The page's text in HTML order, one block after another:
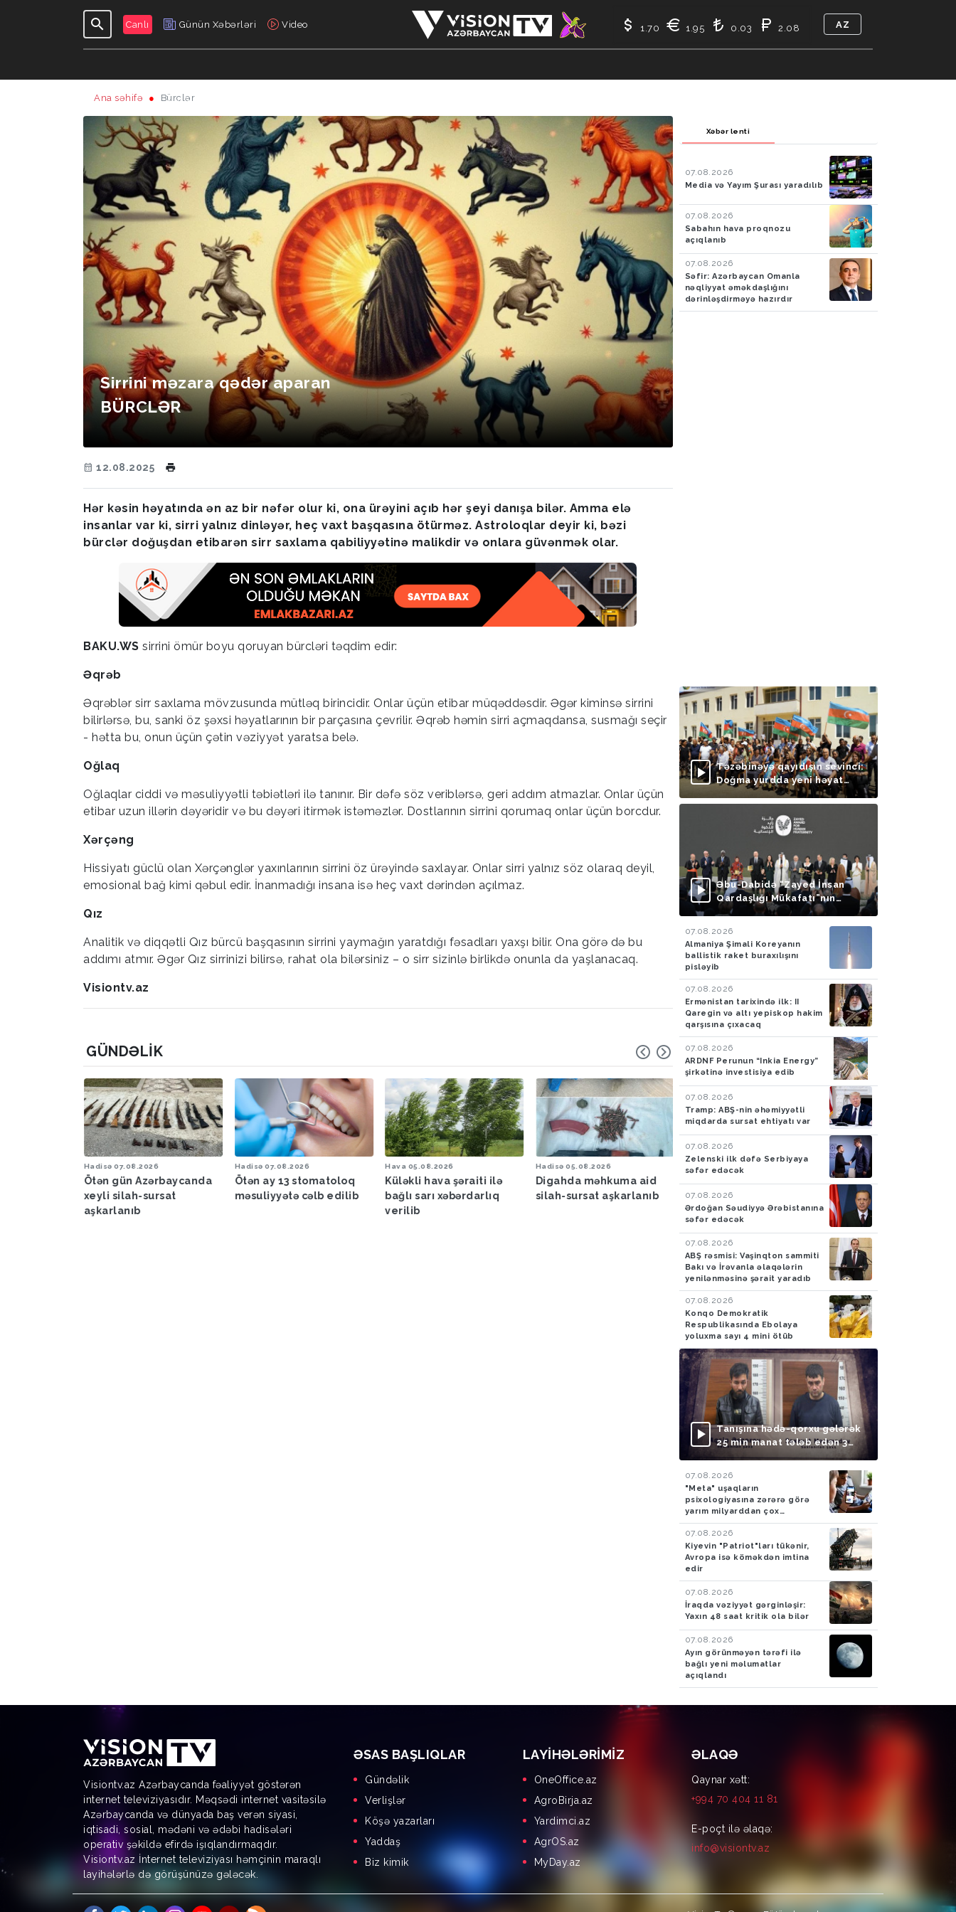
Canlı Günün Xəbərləri Video
GÜNDƏLIK
1.70 1.95 0.03 2.08 AZ
Ana səhifə Bürclər
Sirrini məzara qədər aparan
BÜRCLƏR
12.08.2025
Hər kəsin həyatında ən az bir nəfər olur ki, ona ürəyini açıb hər şeyi danışa bilər. Amma elə
insanlar var ki, sirri yalnız dinləyər, heç vaxt başqasına ötürməz. Astroloqlar deyir ki, bəzi
bürclər doğuşdan etibarən sirr saxlama qabiliyyətinə malikdir və onlara güvənmək olar.
BAKU.WS sirrini ömür boyu qoruyan bürcləri təqdim edir:
Əqrəb
Əqrəblər sirr saxlama mövzusunda mütləq birincidir. Onlar üçün etibar müqəddəsdir. Əgər kiminsə sirrini
bilirlərsə, bu, sanki öz şəxsi həyatlarının bir parçasına çevrilir. Əqrəb həmin sirri açmaqdansa, susmağı seçir
- hətta bu, onun üçün çətin vəziyyət yaratsa belə.
Oğlaq
Oğlaqlar ciddi və məsuliyyətli təbiətləri ilə tanınır. Bir dəfə söz veriblərsə, geri addım atmazlar. Onlar üçün
etibar uzun illərin dəyəridir və bu dəyəri itirmək istəməzlər. Dostlarının sirrini qorumaq onlar üçün borcdur.
Xərçəng
Hissiyatı güclü olan Xərçənglər yaxınlarının sirrini öz ürəyində saxlayar. Onlar sirri yalnız söz olaraq deyil,
emosional bağ kimi qəbul edir. İnanmadığı insana isə heç vaxt dərindən açılmaz.
Qız
Analitik və diqqətli Qız bürcü başqasının sirrini yaymağın yaratdığı fəsadları yaxşı bilir. Ona görə də bu
addımı atmır. Əgər Qız sirrinizi bilirsə, rahat ola bilərsiniz – o sirr sizinlə birlikdə onunla da yaşlanacaq.
Visiontv.az
GÜNDƏLIK
Hadisə 07.08.2026
Ötən gün Azərbaycanda
xeyli silah-sursat
aşkarlanıb
Hadisə 07.08.2026
Ötən ay 13 stomatoloq
məsuliyyətə cəlb edilib
Hava 05.08.2026
Küləkli hava şəraiti ilə
bağlı sarı xəbərdarlıq
verilib
Hadisə 05.08.2026
Digahda məhkuma aid
silah-sursat aşkarlanıb
Hava 05.08.2026 Hadisə 05.08.2026
Azərbaycan
İrandan Britaniyaya
aparan maşında 4,5
tiryək aşkarlayıblar-
FOTO
Xəbər lenti
07.08.2026
Media və Yayım Şurası yaradılıb
07.08.2026
Sabahın hava proqnozu
açıqlanıb
07.08.2026
Səfir: Azərbaycan Omanla
nəqliyyat əməkdaşlığını
dərinləşdirməyə hazırdır
Təzəbinəyə qayıdışın sevinci:
Doğma yurdda yeni həyat
başlayır
Əbu-Dabidə “Zayed İnsan
Qardaşlığı Mükafatı”nın
təqdimolunma mərasimi
07.08.2026
Almaniya Şimali Koreyanın
ballistik raket buraxılışını
pisləyib
07.08.2026
Ermənistan tarixində ilk: II
Qaregin və altı yepiskop hakim
qarşısına çıxacaq
07.08.2026
ARDNF Perunun “Inkia Energy”
şirkətinə investisiya edib
07.08.2026
Tramp: ABŞ-nin əhəmiyyətli
miqdarda sursat ehtiyatı var
07.08.2026
Zelenski ilk dəfə Serbiyaya
səfər edəcək
07.08.2026
Ərdoğan Səudiyyə Ərəbistanına
səfər edəcək
07.08.2026
ABŞ rəsmisi: Vaşinqton sammiti
Bakı və İrəvanla əlaqələrin
yenilənməsinə şərait yaradıb
07.08.2026
Konqo Demokratik
Respublikasında Ebolaya
yoluxma sayı 4 mini ötüb
Tanışına hədə-qorxu gələrək
25 min manat tələb edən 3
nəfər saxlanılıb
07.08.2026
"Meta" uşaqların
psixologiyasına zərərə görə
yarım milyarddan çox
cərimələndi
07.08.2026
Kiyevin "Patriot"ları tükənir,
Avropa isə köməkdən imtina
edir
07.08.2026
İraqda vəziyyət gərginləşir:
Yaxın 48 saat kritik ola bilər
07.08.2026
Ayın görünməyən tərəfi ilə
bağlı yeni məlumatlar
açıqlandı
Visiontv.az Azərbaycanda fəaliyyət göstərən
internet televiziyasıdır. Məqsədi internet vasitəsilə
Azərbaycanda və dünyada baş verən siyasi,
iqtisadi, sosial, mədəni və ədəbi hadisələri
operativ şəkildə efirdə işıqlandırmaqdır.
Visiontv.az İnternet televiziyası həmçinin maraqlı
layihələrlə də görüşünüzə gələcək.
ƏSAS BAŞLIQLAR
Gündəlik
Verlişlər
Köşə yazarları
Yaddaş
Biz kimik
LAYIHƏLƏRIMIZ
OneOffice.az
AgroBirja.az
Yardimci.az
AgrOS.az
MyDay.az
ƏLAQƏ
Qaynar xətt:
+994 70 404 11 81
E-poçt ilə əlaqə:
info@visiontv.az